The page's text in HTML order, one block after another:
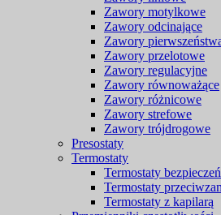
Zawory motylkowe
Zawory odcinające
Zawory
Zawory przelotowe
Zawory regulacyjne
Zawory równoważące
Zawory różnicowe
Zawory strefowe
Zawory trójdrogowe
Presostaty
Termostaty
Termostaty
Termostaty
Termostaty z kapilarą